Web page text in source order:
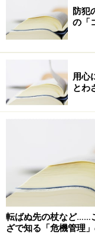
「あれ？ ご祝儀
となってしまうの
ご祝儀盗難
結婚披露宴の受
側の受付の男性
そろ客も九分通
の文箱にはたくさ
ゃれた水引のもの
防犯
の「
用心
とわ
転ばぬ先の杖など……
ざで知る「危機管理